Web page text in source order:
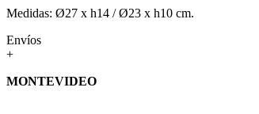
Medidas: Ø27 x h14 / Ø23 x h10 cm.
Envíos
+
MONTEVIDEO